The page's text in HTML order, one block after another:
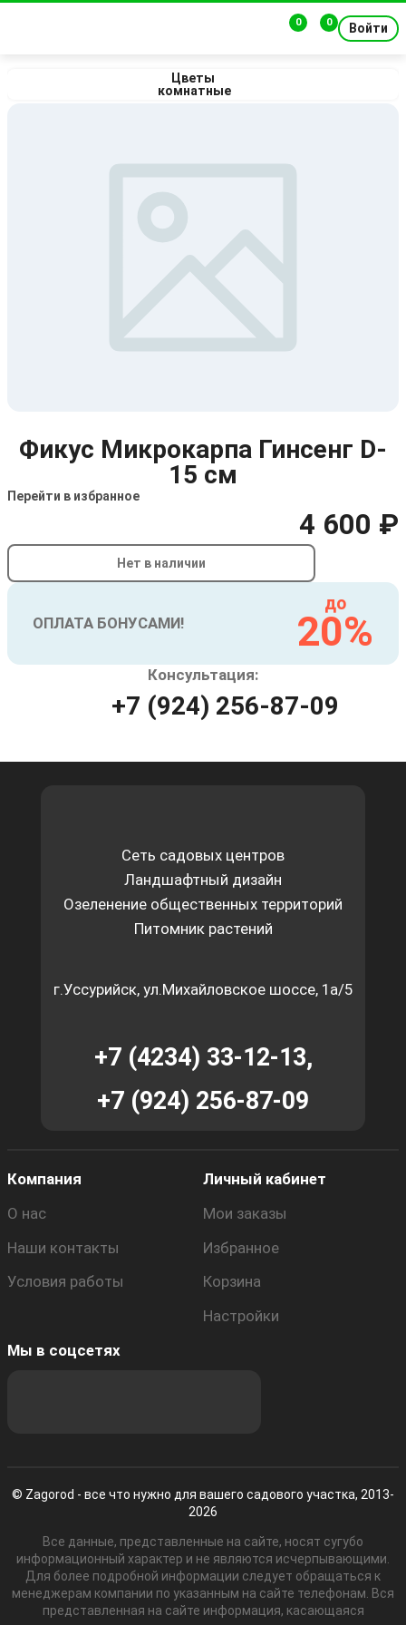
0 0 Войти
Цветы
комнатные
Фикус Микрокарпа Гинсенг D-
15 см
Перейти в избранное
4 600 ₽
Нет в наличии
ОПЛАТА БОНУСАМИ!
до
20%
Консультация:
+7 (924) 256-87-09
Сеть садовых центров
Ландшафтный дизайн
Озеленение общественных территорий
Питомник растений
г.Уссурийск, ул.Михайловское шоссе, 1а/5
+7 (4234) 33-12-13,
+7 (924) 256-87-09
Компания
О нас
Наши контакты
Условия работы
Личный кабинет
Мои заказы
Избранное
Корзина
Настройки
Мы в соцсетях
© Zagorod - все что нужно для вашего садового участка, 2013-
2026
Все данные, представленные на сайте, носят сугубо
информационный характер и не являются исчерпывающими.
Для более подробной информации следует обращаться к
менеджерам компании по указанным на сайте телефонам. Вся
представленная на сайте информация, касающаяся